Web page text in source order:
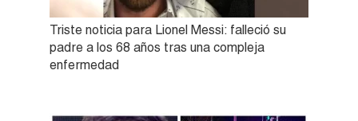
Triste noticia para Lionel Messi: falleció su
padre a los 68 años tras una compleja
enfermedad